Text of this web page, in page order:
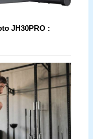
JH30PRO :